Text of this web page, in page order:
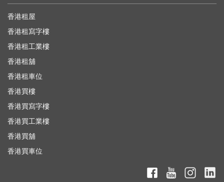
香港租屋
香港租寫字樓
香港租工業樓
香港租舖
香港租車位
香港買樓
香港買寫字樓
香港買工業樓
香港買舖
香港買車位